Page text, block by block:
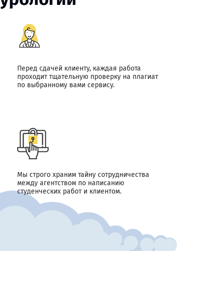
Перед сдачей клиенту, каждая работа
проходит тщательную проверку на плагиат
по выбранному вами сервису.
Мы строго храним тайну сотрудничества
между агентством по написанию
студенческих работ и клиентом.